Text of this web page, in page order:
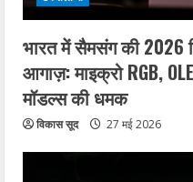
भारत में सैमसंग की 2026
आगाज़: माइक्रो RGB,
मॉडल्स की धमक
विकास सूद 27 मई 2026